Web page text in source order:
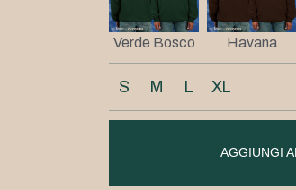
Verde Bosco Havana
S M L XL
AGGIUNGI